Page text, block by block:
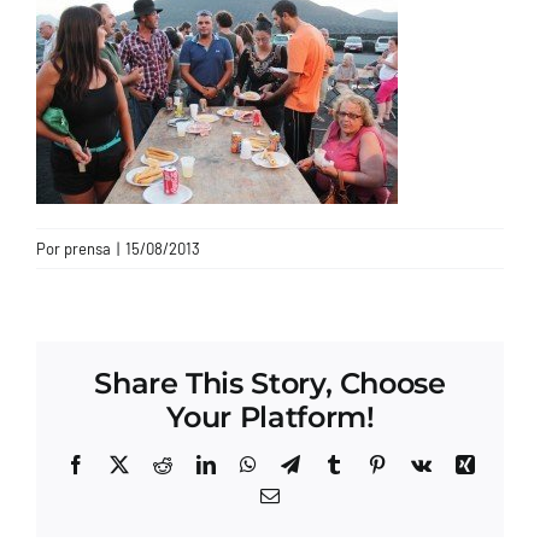
CONTACTO
Por prensa | 15/08/2013
Share This Story, Choose
Your Platform!
Facebook
X RedditLinkedInWhatsApp
TelegramTumblrPinterest
Vk
Xing
Correo